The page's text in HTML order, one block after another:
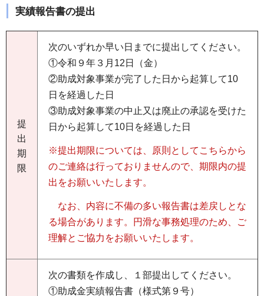
実績報告書の提出
提
出
期
限
次のいずれか早い日までに提出してください。
①令和９年３月12日（金）
②助成対象事業が完了した日から起算して10
日を経過した日
③助成対象事業の中止又は廃止の承認を受けた
日から起算して10日を経過した日
※提出期限については、原則としてこちらから
のご連絡は行っておりませんので、期限内の提
出をお願いいたします。
なお、内容に不備の多い報告書は差戻しとな
る場合があります。円滑な事務処理のため、ご
理解とご協力をお願いいたします。
次の書類を作成し、１部提出してください。
①助成金実績報告書（様式第９号）